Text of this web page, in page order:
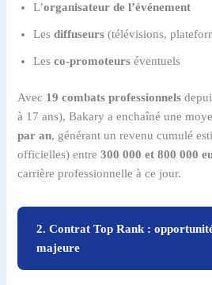
L’organisateur de l’événement
Lesdiffuseurs (télévisions,
Lesco-promoteurs éventuels
Avec 19 combats professionnels
à 17 ans), Bakary a enchaîné une
par an, générant un revenu cumulé
officielles) entre300 000 et 800 000
carrière professionnelle à ce jour.
2. Contrat Top Rank :
majeure